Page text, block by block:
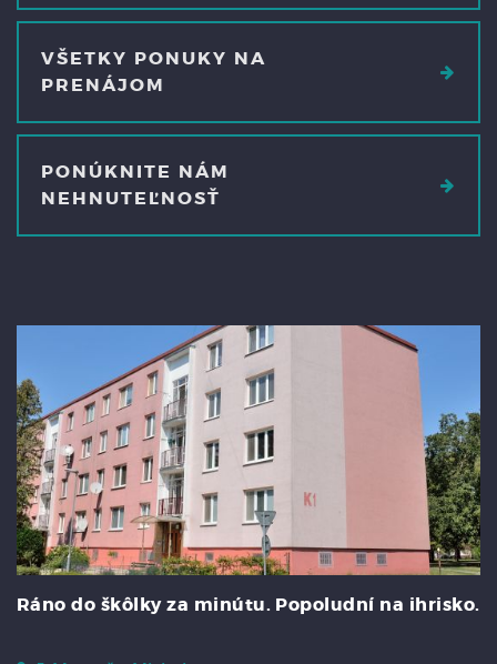
VŠETKY PONUKY NA
PRENÁJOM
PONÚKNITE NÁM
NEHNUTEĽNOSŤ
Ráno do škôlky za minútu. Popoludní na ihrisko.